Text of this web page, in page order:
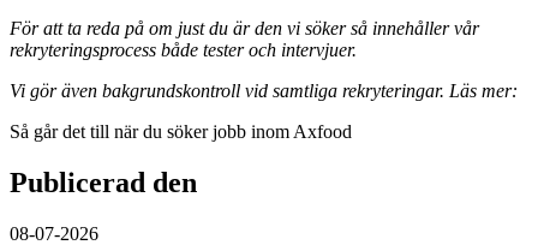
För att ta reda på om just du är den vi söker så innehåller vår
rekryteringsprocess både tester och intervjuer.
Vi gör även bakgrundskontroll vid samtliga rekryteringar. Läs mer:
Så går det till när du söker jobb inom Axfood
Publicerad den
08-07-2026